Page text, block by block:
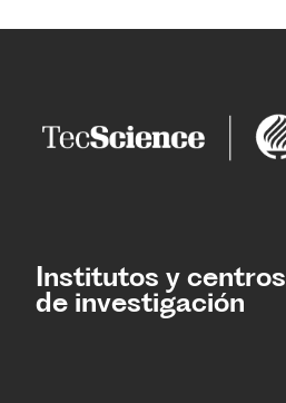
Institutos y centros
de investigación